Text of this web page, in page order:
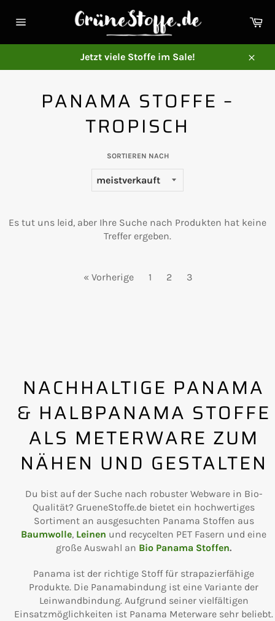
zum
Jetzt viele Stoffe im Sale!
PANAMA STOFFE –
TROPISCH
SORTIEREN NACH
Es tut uns leid, aber Ihre Suche nach Produkten hat keine
Treffer ergeben.
« Vorherige 1 2 3
NACHHALTIGE PANAMA
& HALBPANAMA STOFFE
ALS METERWARE ZUM
NÄHEN UND GESTALTEN
Du bist auf der Suche nach robuster Webware in Bio-
Qualität? GrueneStoffe.de bietet ein hochwertiges
Sortiment an ausgesuchten Panama Stoffen aus
Baumwolle, Leinen und recycelten PET Fasern und eine
große Auswahl an Bio Panama Stoffen.
Panama ist der richtige Stoff für strapazierfähige
Produkte. Die Panamabindung ist eine Variante der
Leinwandbindung. Aufgrund seiner vielfältigen
Einsatzmöglichkeiten ist Panama Meterware sehr beliebt.